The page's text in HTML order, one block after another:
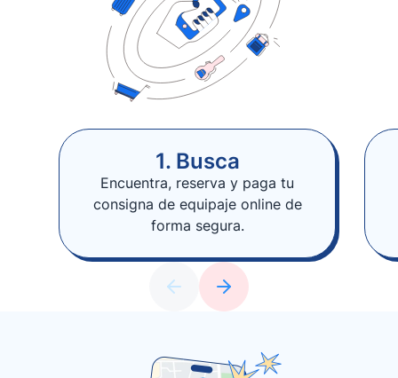
1. Busca
Encuentra, reserva y paga tu
consigna de equipaje online de
forma segura.